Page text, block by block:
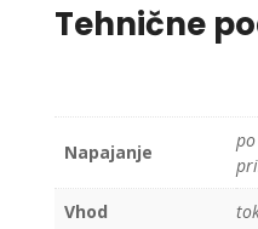
Tehnične
Napajanje
Vhod